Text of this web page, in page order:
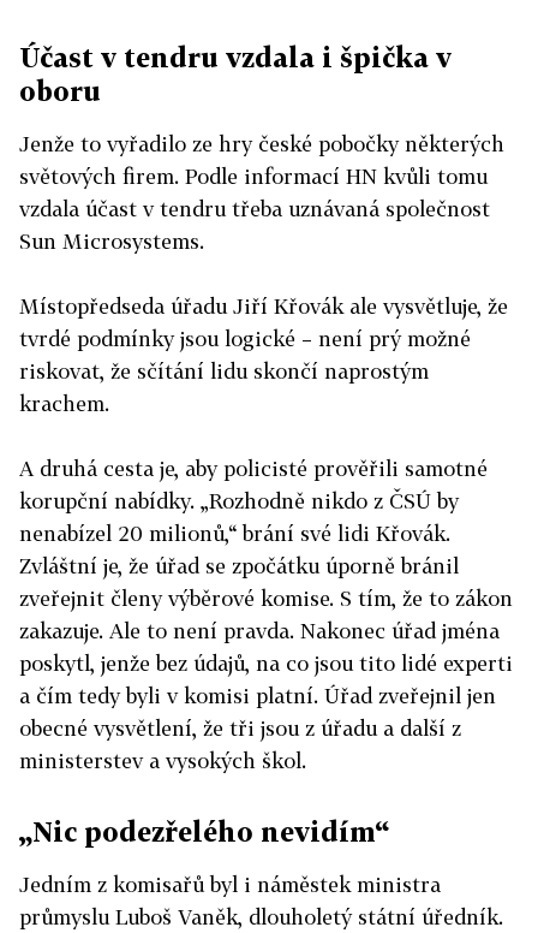
Účast v tendru vzdala i špička v
oboru
Jenže to vyřadilo ze hry české pobočky některých
světových firem. Podle informací HN kvůli tomu
vzdala účast v tendru třeba uznávaná společnost
Sun Microsystems.
Místopředseda úřadu Jiří Křovák ale vysvětluje, že
tvrdé podmínky jsou logické – není prý možné
riskovat, že sčítání lidu skončí naprostým
krachem.
A druhá cesta je, aby policisté prověřili samotné
korupční nabídky. „Rozhodně nikdo z ČSÚ by
nenabízel 20 milionů,“ brání své lidi Křovák.
Zvláštní je, že úřad se zpočátku úporně bránil
zveřejnit členy výběrové komise. S tím, že to zákon
zakazuje. Ale to není pravda. Nakonec úřad jména
poskytl, jenže bez údajů, na co jsou tito lidé experti
a čím tedy byli v komisi platní. Úřad zveřejnil jen
obecné vysvětlení, že tři jsou z úřadu a další z
ministerstev a vysokých škol.
„Nic podezřelého nevidím“
Jedním z komisařů byl i náměstek ministra
průmyslu Luboš Vaněk, dlouholetý státní úředník.